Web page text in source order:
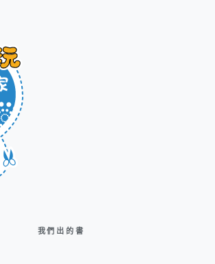
我們出的書